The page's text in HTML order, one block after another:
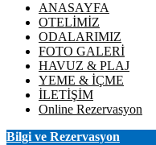
ANASAYFA
OTELİMİZ
ODALARIMIZ
FOTO GALERİ
HAVUZ & PLAJ
YEME & İÇME
İLETİŞİM
Online Rezervasyon
Bilgi ve Rezervasyon